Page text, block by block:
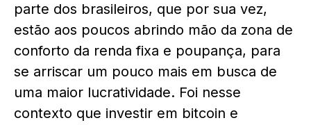
parte dos brasileiros, que por sua vez,
estão aos poucos abrindo mão da zona de
conforto da renda fixa e poupança, para
se arriscar um pouco mais em busca de
uma maior lucratividade. Foi nesse
contexto que investir em bitcoin e